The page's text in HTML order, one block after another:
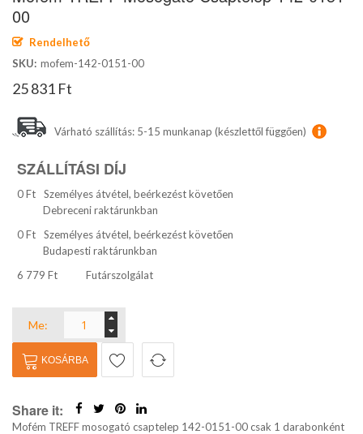
képgaléria
elejére
00
Rendelhető
SKU mofem-142-0151-00
25 831 Ft
Várható szállítás: 5-15 munkanap (készlettől függően)
SZÁLLÍTÁSI DÍJ
0 Ft
Személyes átvétel, beérkezést követően
Debreceni raktárunkban
0 Ft
Személyes átvétel, beérkezést követően
Budapesti raktárunkban
6 779 Ft
Futárszolgálat
Me:
KOSÁRBA
Share it:
Mofém TREFF mosogató csaptelep 142-0151-00 csak 1 darabonként